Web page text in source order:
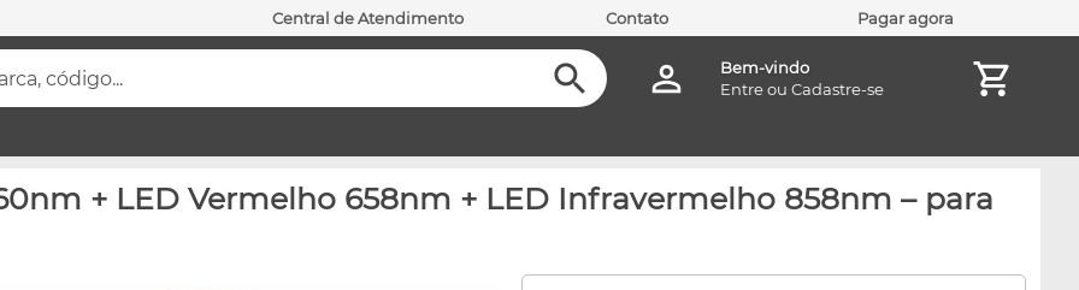
Central de Atendimento Contato Pagar agora
código...
Bem-vindo
Entreou Cadastre-se
+ LED Vermelho 658nm + LED Infravermelho 858nm – para